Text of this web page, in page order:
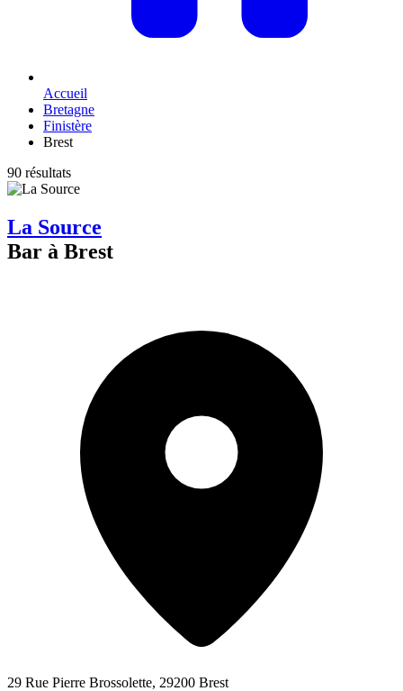
Accueil
Bretagne
Finistère
Brest
90 résultats
La Source
Bar à Brest
29 Rue Pierre Brossolette, 29200 Brest